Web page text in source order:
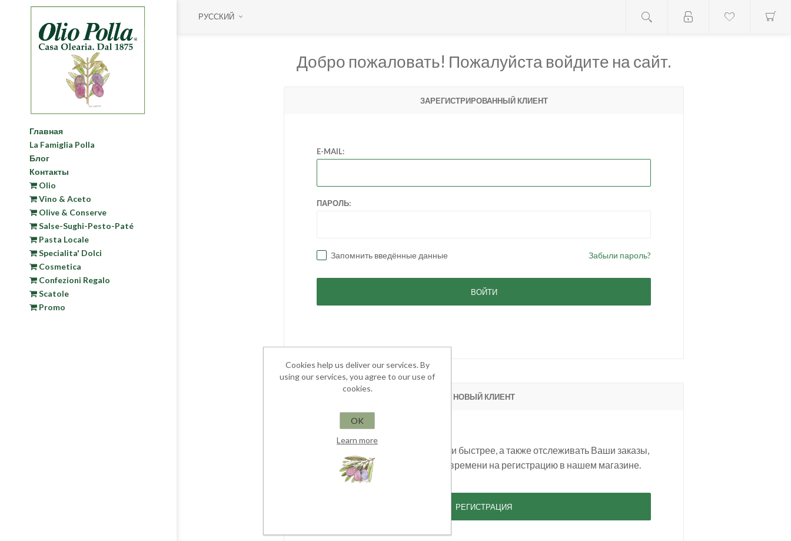
Главная
La Famiglia Polla
Блог
Контакты
Olio
Vino & Aceto
Olive & Conserve
Salse-Sughi-Pesto-Paté
Pasta Locale
Specialita' Dolci
Cosmetica
Confezioni Regalo
Scatole
Promo
РУССКИЙ
Добро пожаловать! Пожалуйста войдите на сайт.
ЗАРЕГИСТРИРОВАННЫЙ КЛИЕНТ
E-MAIL:
ПАРОЛЬ:
Запомнить введённые данные Забыли пароль?
НОВЫЙ КЛИЕНТ
Вы сможете совершать покупки быстрее, а также отслеживать Ваши заказы,
если Вы потратите немного времени на регистрацию в нашем магазине.
Cookies help us deliver our services. By
using our services, you agree to our use of
cookies.
OK
Learn more